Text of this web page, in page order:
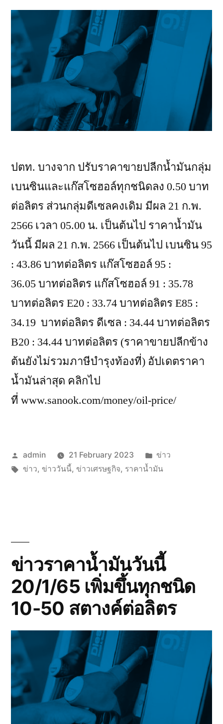
ปตท. บางจาก ปรับราคาขายปลีกน้ำมันกลุ่ม
เบนซินและแก๊สโซฮอล์ทุกชนิดลง 0.50 บาท
ต่อลิตร ส่วนกลุ่มดีเซลคงเดิม มีผล 21 ก.พ.
2566 เวลา 05.00 น. เป็นต้นไป ราคาน้ำมัน
วันนี้ มีผล 21 ก.พ. 2566 เป็นต้นไป เบนซิน 95
: 43.86 บาทต่อลิตร แก๊สโซฮอล์ 95 :
36.05 บาทต่อลิตร แก๊สโซฮอล์ 91 : 35.78
บาทต่อลิตร E20 : 33.74 บาทต่อลิตร E85 :
34.19 บาทต่อลิตร ดีเซล : 34.44 บาทต่อลิตร
B20 : 34.44 บาทต่อลิตร (ราคาขายปลีกข้าง
ต้นยังไม่รวมภาษีบำรุงท้องที่) อัปเดตราคา
น้ำมันล่าสุด คลิกไป
ที่ www.sanook.com/money/oil-price/
Posted
by
admin 21 February 2023
Posted
in
ข่าว
Tags:
ข่าว, ข่าววันนี้, ข่าวเศรษฐกิจ, ราคาน้ำมัน
ข่าวราคาน้ำมันวันนี้
20/1/65 เพิ่มขึ้นทุกชนิด
10-50 สตางค์ต่อลิตร